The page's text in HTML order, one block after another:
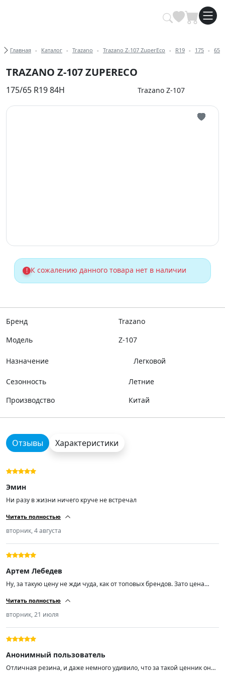
Купить автомобильные шины
Хлебные крошки
Главная Каталог Trazano Trazano Z-107 ZuperEco R19 175 65
TRAZANO Z-107 ZUPERECO
175/65 R19 84H Trazano Z-107
! К сожалению данного товара нет в наличии
Бренд
Trazano
Модель
Z-107
Назначение Легковой
Сезонность
Летние
Производство
Китай
Отзывы Характеристики
Эмин
Ни разу в жизни ничего круче не встречал
Читать полностью
вторник, 4 августа
Артем Лебедев
Ну, за такую цену не жди чуда, как от топовых брендов. Зато цена
нашёл.
Читать полностью
вторник, 21 июля
Анонимный пользователь
Отличная резина, и даже немного удивило, что за такой ценник она